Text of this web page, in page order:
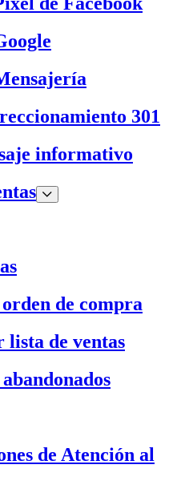
301
informativo
de compra
de ventas
de Atención al